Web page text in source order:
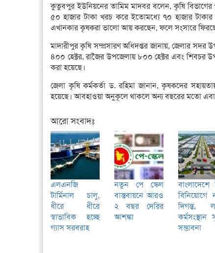
কুতুবপুর ইউনিয়নের তামিম মাদবর বলেন, কৃষি
৫০ হাজার টাকা খরচ করে ইতোমধ্যে ৭০ হাজার
এখানকার কৃষকরা ভালো আয় করছেন, ফলে সংসারে ফিরছে
মাদারীপুর কৃষি সম্প্রসারণ অধিদপ্তর জানায়, জেলার
৪০০ হেক্টর, রাজৈর উপজেলায় ৮০০ হেক্টর এবং শিবচর
করা হয়েছে।
জেলা কৃষি কর্মকর্তা ড. রহিমা জানান, কৃষকদের
হয়েছে। আবহাওয়া অনুকূলে থাকলে অন্য বছরের মতো
আরো সংবাদঃ
এলএনজি
টার্মিনাল চালু,
ধীরে ধীরে
স্বাভাবিক হচ্ছে
গ্যাস সরবরাহ
নতুন পে স্কেল
বাস্তবায়নে আরও
২ বছর দেরির
আশঙ্কা
বাংলাদেশে
বিনিয়োগে
দিগন্ত,
কর্মসংস্থান
সম্ভাবনা